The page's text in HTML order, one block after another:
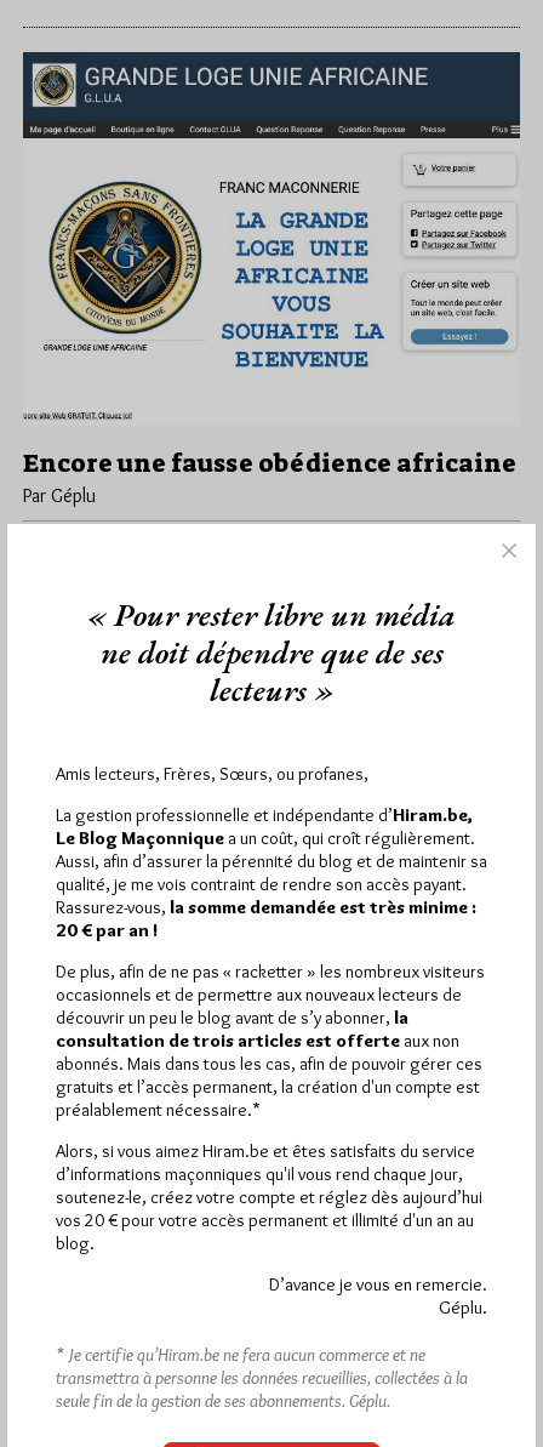
Encore une fausse obédience africaine
Par Géplu
bidon qui se faisait appeler la Grande Loge Mixte d'Afrique. Elle
Hier jeudi 6 août 2026, Hiram.be a reçu1 672 visites
2 608 pagesont été lues (Source : Pirsch.io)
Plus d’informations
Abonnement aux Newsletters - RSS
« Pour rester libre un média
ne doit dépendre que de ses
lecteurs »
Amis lecteurs, Frères, Sœurs, ou profanes,
La gestion professionnelle et indépendante d’Hiram.be,
Le Blog Maçonnique a un coût, qui croît régulièrement.
Aussi, afin d’assurer la pérennité du blog et de maintenir sa
qualité, je me vois contraint de rendre son accès payant.
Rassurez-vous, la somme demandée est très minime :
20 € par an !
De plus, afin de ne pas « racketter » les nombreux visiteurs
occasionnels et de permettre aux nouveaux lecteurs de
découvrir un peu le blog avant de s’y abonner, la
consultation de trois articles est offerte aux non
abonnés. Mais dans tous les cas, afin de pouvoir gérer ces
gratuits et l’accès permanent, la création d'un compte est
préalablement nécessaire.*
Alors, si vous aimez Hiram.be et êtes satisfaits du service
d’informations maçonniques qu'il vous rend chaque jour,
soutenez-le, créez votre compte et réglez dès aujourd’hui
vos 20 € pour votre accès permanent et illimité d'un an au
blog.
D’avance je vous en remercie.
Géplu.
* Je certifie qu’Hiram.be ne fera aucun commerce et ne
transmettra à personne les données recueillies, collectées à la
seule fin de la gestion de ses abonnements. Géplu.